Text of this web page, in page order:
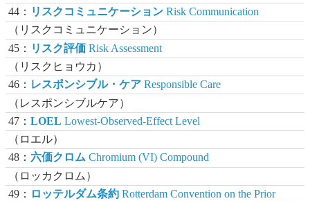
44： リスクコミュニケーション Risk Communication
（リスクコミュニケーション）
45： リスク評価 Risk Assessment
（リスクヒョウカ）
46： レスポンシブル・ケア Responsible Care
（レスポンシブルケア）
47：LOEL Lowest-Observed-Effect Level
（ロエル）
48：六価クロム Chromium (VI) Compound
（ロッカクロム）
49： ロッテルダム条約 Rotterdam Convention on the Prior